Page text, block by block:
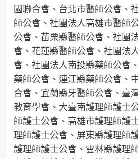
國聯合會、台北市醫師公會、
師公會、社團法人高雄市醫師
公會、苗栗縣醫師公會、社團
會、花蓮縣醫師公會、社團法
會、社團法人南投縣藥師公會
藥師公會、連江縣藥師公會、
合會、宜蘭縣牙醫師公會、臺
教育學會、大臺南護理師護士
師護士公會、高雄市護理師護
理師護士公會、屏東縣護理師
護理師護士公會、雲林縣護理